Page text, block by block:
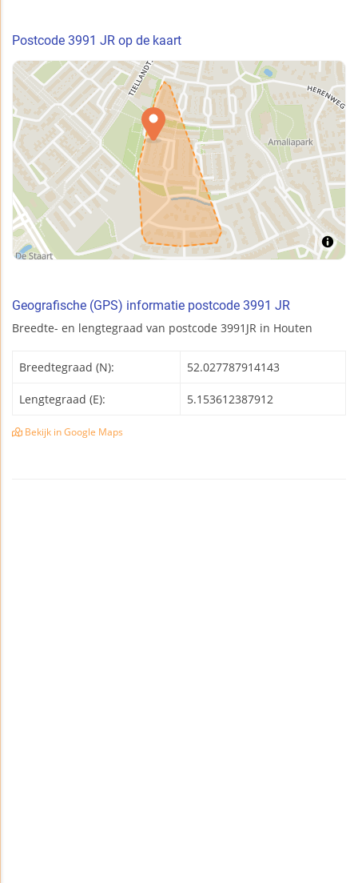
Postcode 3991 JR op de kaart
Geografische (GPS) informatie postcode 3991 JR
Breedte- en lengtegraad van postcode 3991JR in Houten
Breedtegraad (N): 52.027787914143
Lengtegraad (E): 5.153612387912
Bekijk in Google Maps